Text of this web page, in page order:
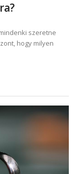
szeretne
hogy milyen